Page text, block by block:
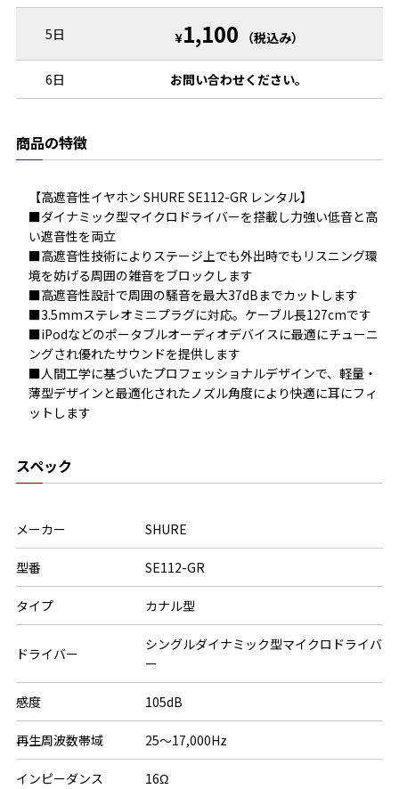
5日 ¥1,100 （税込み）
6日 お問い合わせください。
商品の特徴
【高遮音性イヤホン SHURE SE112-GR レンタル】
■ダイナミック型マイクロドライバーを搭載し力強い低音と高
い遮音性を両立
■高遮音性技術によりステージ上でも外出時でもリスニング環
境を妨げる周囲の雑音をブロックします
■高遮音性設計で周囲の騒音を最大37dBまでカットします
■3.5mmステレオミニプラグに対応。ケーブル長127cmです
■iPodなどのポータブルオーディオデバイスに最適にチューニ
ングされ優れたサウンドを提供します
■人間工学に基づいたプロフェッショナルデザインで、軽量・
薄型デザインと最適化されたノズル角度により快適に耳にフィ
ットします
スペック
メーカー SHURE
型番 SE112-GR
タイプ カナル型
ドライバー
シングルダイナミック型マイクロドライバ
ー
感度 105dB
再生周波数帯域 25～17,000Hz
インピーダンス 16Ω